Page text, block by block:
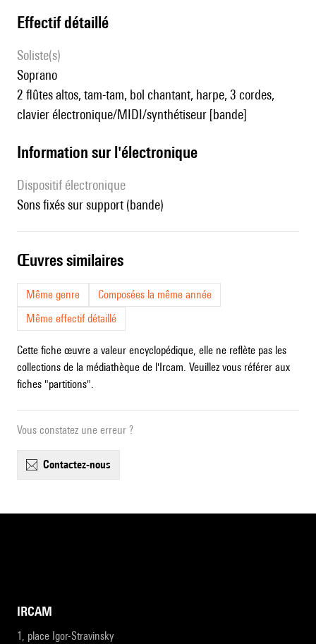
effectif détaillé
Soliste(s)
soprano
2 flûtes altos, tam-tam, bol chantant, harpe, 3 cordes,
clavier électronique/MIDI/synthétiseur [bande]
Information sur l'électronique
Dispositif électronique
sons fixés sur support (bande)
œuvres similaires
Même genre
Composées la même année
Même effectif détaillé
Cette fiche œuvre a valeur encyclopédique, elle ne reflète pas les
collections de la médiathèque de l'Ircam. Veuillez vous référer aux
fiches "partitions".
Vous constatez une erreur ?
contactez-nous
IRCAM
1, place Igor-Stravinsky